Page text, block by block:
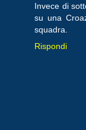
Invece di
su una
squadra.
Rispondi